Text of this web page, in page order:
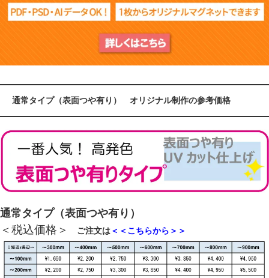
通常タイプ（表面つや有り） オリジナル制作の参考価格
通常タイプ（表面つや有り）
＜税込価格＞ ご注文は＜＜こちらから＞＞